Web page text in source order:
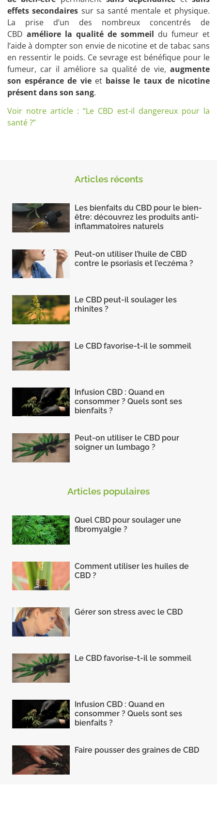
effets secondaires sur sa santé mentale et physique.
La prise d’un des nombreux concentrés de
CBD améliore la qualité de sommeil du fumeur et
l’aide à dompter son envie de nicotine et de tabac sans
en ressentir le poids. Ce sevrage est bénéfique pour le
fumeur, car il améliore sa qualité de vie, augmente
son espérance de vieet baisse le taux de nicotine
présent dans son sang.
Voir notre article : “Le CBD est-il dangereux pour la
santé ?”
Articles récents
Les bienfaits du CBD pour le bien-
être: découvrez les produits anti-
inflammatoires naturels
Peut-on utiliser l’huile de CBD
contre le psoriasis et l’eczéma ?
Le CBD peut-il soulager les
rhinites ?
Le CBD favorise-t-il le sommeil
Infusion CBD : Quand en
consommer ? Quels sont ses
bienfaits ?
Peut-on utiliser le CBD pour
soigner un lumbago ?
Articles populaires
Quel CBD pour soulager une
fibromyalgie ?
Comment utiliser les huiles de
CBD ?
Gérer son stress avec le CBD
Le CBD favorise-t-il le sommeil
Infusion CBD : Quand en
consommer ? Quels sont ses
bienfaits ?
Faire pousser des graines de CBD